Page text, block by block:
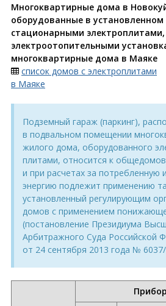
Многоквартирные дома в
оборудованные в установленном
стационарными
электроотопительными
многоквартирные дома в Маяке
список домов с электроплитами
в Маяке
Подземный гараж (паркинг),
в подвальном помещении
жилого дома, оборудованного
плитами, относится к
и при расчетах за потребленную
энергию подлежит применению
установленный регулирующим
домов с применением
(постановление Президиума
Арбитражного Суда Российской
от 24 сентября 2013 года №